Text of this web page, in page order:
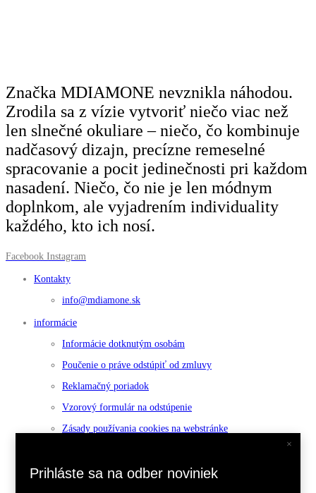
Značka MDIAMONE nevznikla náhodou.
Zrodila sa z vízie vytvoriť niečo viac než
len slnečné okuliare – niečo, čo kombinuje
nadčasový dizajn, precízne remeselné
spracovanie a pocit jedinečnosti pri každom
nasadení. Niečo, čo nie je len módnym
doplnkom, ale vyjadrením individuality
každého, kto ich nosí.
Facebook Instagram
Kontakty
info@mdiamone.sk
informácie
Informácie dotknutým osobám
Poučenie o práve odstúpiť od zmluvy
Reklamačný poriadok
Vzorový formulár na odstúpenie
Zásady používania cookies na webstránke
Platforma riešenia sporov online (RSO)
Prihláste sa na odber noviniek
×